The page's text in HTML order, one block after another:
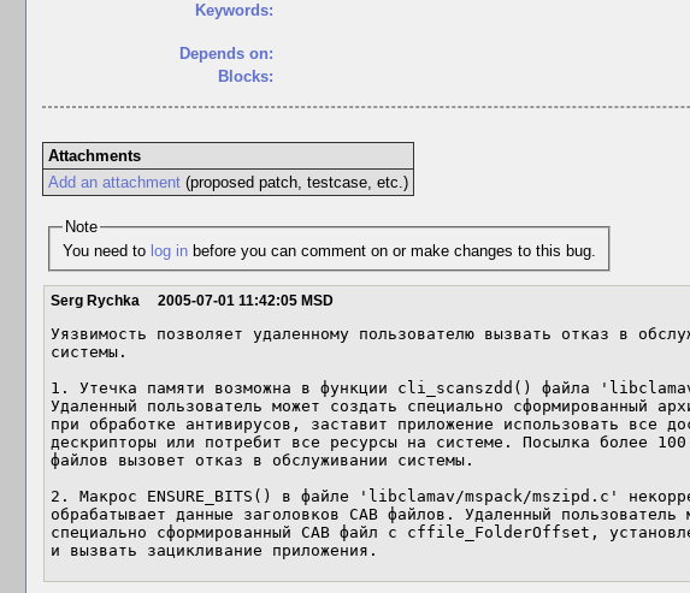
Keywords:
Depends on:
Blocks:
Attachments
Add an attachment(proposed patch, testcase, etc.)
Note
You need to log in before you can comment on or make changes to this bug.
Serg Rychka 2005-07-01 11:42:05 MSD
Уязвимость позволяет удаленному пользователю вызвать отказ в
системы.
1. Утечка памяти возможна в функции cli_scanszdd() файла
Удаленный пользователь может создать специально сформированный
при обработке антивирусов, заставит приложение использовать все
дескрипторы или потребит все ресурсы на системе. Посылка более 100
файлов вызовет отказ в обслуживании системы.
2. Макрос ENSURE_BITS() в файле 'libclamav/mspack/mszipd.c'
обрабатывает данные заголовков CAB файлов. Удаленный пользователь
специально сформированный CAB файл с cffile_FolderOffset,
и вызвать зацикливание приложения.